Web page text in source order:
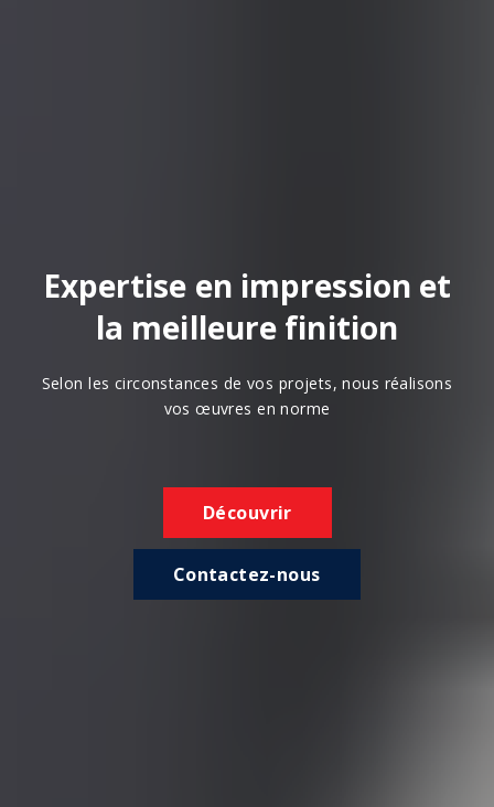
Expertise en impression et
la meilleure finition
Selon les circonstances de vos projets, nous réalisons
vos œuvres en norme
Découvrir
Contactez-nous